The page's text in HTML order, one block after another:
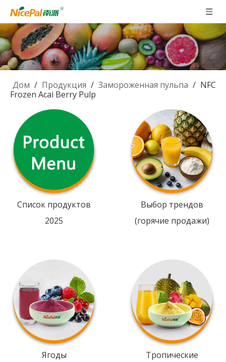
Дом / Продукция / Замороженная пульпа / NFC
Frozen Acai Berry Pulp
Список продуктов
2025
Выбор трендов
(горячие продажи)
Ягоды
Тропические